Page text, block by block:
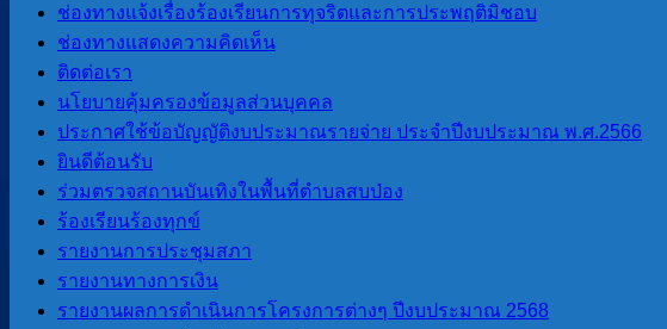
ช่องทางแจ้งเรื่องร้องเรียนการทุจริตและการประพฤติมิชอบ
ช่องทางแสดงความคิดเห็น
ติดต่อเรา
นโยบายคุ้มครองข้อมูลส่วนบุคคล
ประกาศใช้ข้อบัญญัติงบประมาณรายจ่าย ประจำปีงบประมาณ พ.ศ.2566
ยินดีต้อนรับ
ร่วมตรวจสถานบันเทิงในพื้นที่ตำบลสบป่อง
ร้องเรียนร้องทุกข์
รายงานการประชุมสภา
รายงานทางการเงิน
รายงานผลการดำเนินการโครงการต่างๆ ปีงบประมาณ 2568
จดหมายข่าว ประชาสัมพันธ์
17 กรกฎาคม 2026
จดหมายข่าว
14 กรกฎาคม 202617 กรกฎาคม 2026